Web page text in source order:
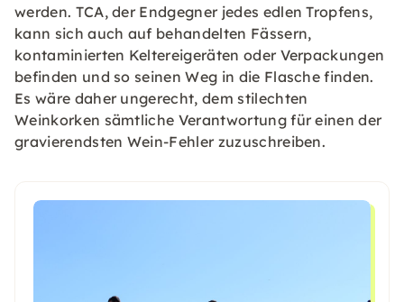
werden. TCA, der Endgegner jedes edlen Tropfens,
kann sich auch auf behandelten Fässern,
kontaminierten Keltereigeräten oder Verpackungen
befinden und so seinen Weg in die Flasche finden.
Es wäre daher ungerecht, dem stilechten
Weinkorken sämtliche Verantwortung für einen der
gravierendsten Wein-Fehler zuzuschreiben.